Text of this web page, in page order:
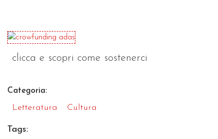
clicca e scopri come sostenerci
Categoria:
Letteratura Cultura
Tags: